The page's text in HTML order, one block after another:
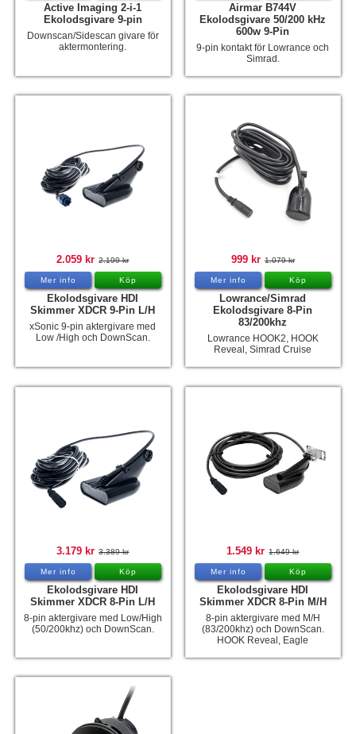
Active Imaging 2-i-1
Ekolodsgivare 9-pin
Downscan/Sidescan givare för
aktermontering.
Airmar B744V
Ekolodsgivare 50/200 kHz
600w 9-Pin
9-pin kontakt för Lowrance och
Simrad.
2.059 kr 2.199 kr
Mer info Köp
Ekolodsgivare HDI
Skimmer XDCR 9-Pin L/H
xSonic 9-pin aktergivare med
Low /High och DownScan.
999 kr 1.079 kr
Mer info Köp
Lowrance/Simrad
Ekolodsgivare 8-Pin
83/200khz
Lowrance HOOK2, HOOK
Reveal, Simrad Cruise
3.179 kr 3.389 kr
Mer info Köp
Ekolodsgivare HDI
Skimmer XDCR 8-Pin L/H
8-pin aktergivare med Low/High
(50/200khz) och DownScan.
1.549 kr 1.649 kr
Mer info Köp
Ekolodsgivare HDI
Skimmer XDCR 8-Pin M/H
8-pin aktergivare med M/H
(83/200khz) och DownScan.
HOOK Reveal, Eagle